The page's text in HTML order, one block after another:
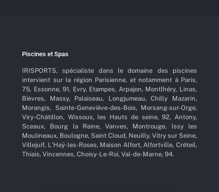
Piscines et Spas
IRISPORTS, spécialiste dans le domaine des piscines
intervient sur la région Parisienne, et notamment à Paris,
75, Essonne, 91, Evry, Etampes, Arpajon, Montlhéry, Linas,
Bièvres, Massy, Palaiseau, Longjumeau, Chilly Mazarin,
Morangis, Sainte-Geneviève-des-Bois, Morsang-sur-Orge,
Viry-Châtillon, Wissous, les Hauts de seine, 92, Antony,
Sceaux, Bourg la Reine, Vanves, Montrouge, Issy les
Moulineaux, Boulogne, Saint Cloud, Neuilly, Vitry sur Seine,
Villejuif, L'Haÿ-les-Roses, Maison Alfort, Alfortville, Créteil,
Thiais, Vincennes, Choisy-Le-Roi, Val-de-Marne, 94.